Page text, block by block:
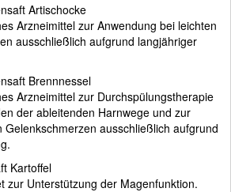
Artischocke
Arzneimittel zur Anwendung bei leichten
ausschließlich aufgrund langjähriger
Brennnessel
Arzneimittel zur Durchspülungstherapie
der ableitenden Harnwege und zur
Gelenkschmerzen ausschließlich aufgrund
Kartoffel
zur Unterstützung der Magenfunktion.